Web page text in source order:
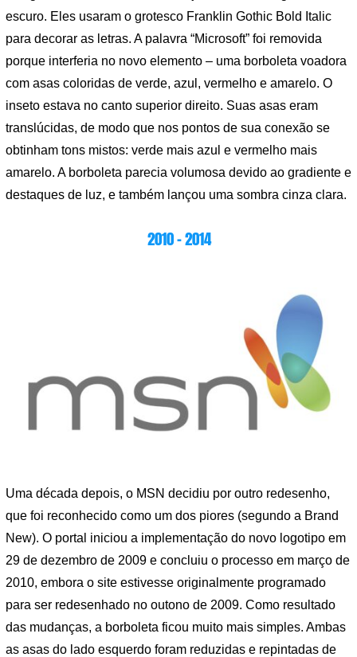
escuro. Eles usaram o grotesco Franklin Gothic Bold Italic
para decorar as letras. A palavra “Microsoft” foi removida
porque interferia no novo elemento – uma borboleta voadora
com asas coloridas de verde, azul, vermelho e amarelo. O
inseto estava no canto superior direito. Suas asas eram
translúcidas, de modo que nos pontos de sua conexão se
obtinham tons mistos: verde mais azul e vermelho mais
amarelo. A borboleta parecia volumosa devido ao gradiente e
destaques de luz, e também lançou uma sombra cinza clara.
2010 – 2014
Uma década depois, o MSN decidiu por outro redesenho,
que foi reconhecido como um dos piores (segundo a Brand
New). O portal iniciou a implementação do novo logotipo em
29 de dezembro de 2009 e concluiu o processo em março de
2010, embora o site estivesse originalmente programado
para ser redesenhado no outono de 2009. Como resultado
das mudanças, a borboleta ficou muito mais simples. Ambas
as asas do lado esquerdo foram reduzidas e repintadas de